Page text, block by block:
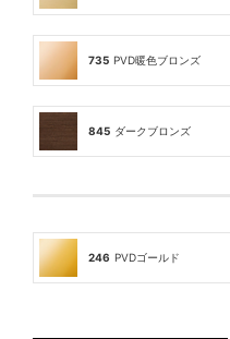
735 PVD暖色ブロンズ
845 ダークブロンズ
246 PVDゴールド